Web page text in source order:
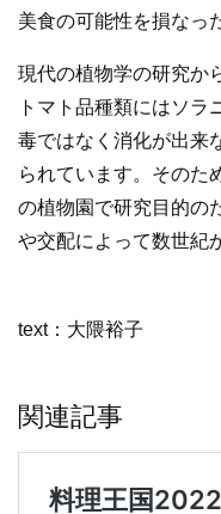
美食の可能性を損なっ
現代の植物学の研究か
トマト品種類にはソラ
毒ではなく消化が出来
られています。そのた
の植物園で研究目的の
や交配によって数世紀
text：大隈裕子
関連記事